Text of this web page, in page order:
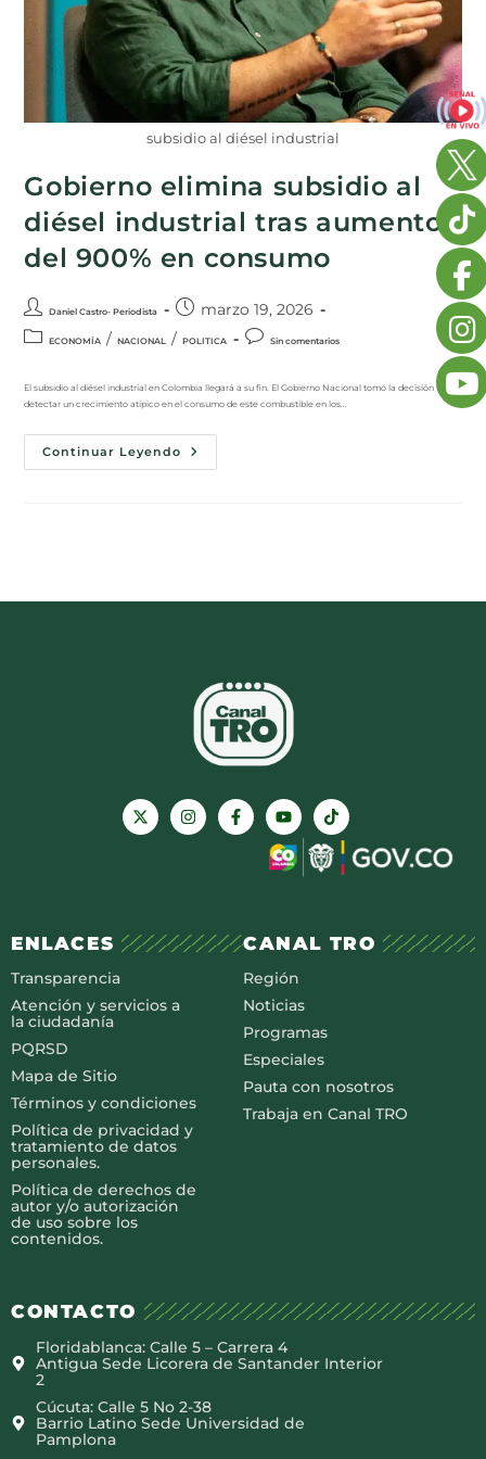
subsidio al diésel industrial
Gobierno elimina subsidio al
diésel industrial tras aumento
del 900% en consumo
Daniel Castro- Periodista marzo 19, 2026
ECONOMÍA / NACIONAL / POLITICA Sin comentarios
El subsidio al diésel industrial en Colombia llegará a su fin. El Gobierno Nacional tomó la decisión tras
detectar un crecimiento atípico en el consumo de este combustible en los…
Continuar Leyendo
ENLACES
Transparencia
Atención y servicios a
la ciudadanía
PQRSD
Mapa de Sitio
Términos y condiciones
Política de privacidad y
tratamiento de datos
personales.
Política de derechos de
autor y/o autorización
de uso sobre los
contenidos.
CANAL TRO
Región
Noticias
Programas
Especiales
Pauta con nosotros
Trabaja en Canal TRO
CONTACTO
Floridablanca: Calle 5 – Carrera 4
Antigua Sede Licorera de Santander Interior
2
Cúcuta: Calle 5 No 2-38
Barrio Latino Sede Universidad de
Pamplona